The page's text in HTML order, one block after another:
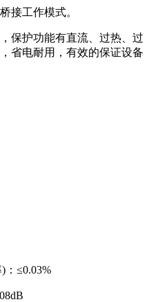
接工作模式。
保护功能有直流、过热、过
省电耐用，有效的保证设备
：≤0.03%